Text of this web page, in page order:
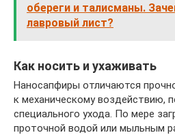
обереги и талисманы.
лавровый лист?
Как носить и ухаживать
Наносапфиры отличаются
к механическому воздействию,
специального ухода. По мере
проточной водой или мыльным